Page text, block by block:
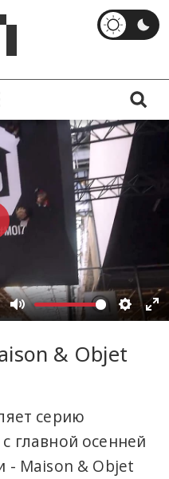
& Objet
серию
главной осенней
- Maison & Objet